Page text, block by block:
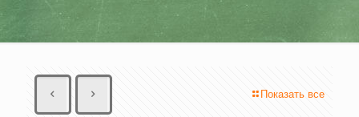
Показать все